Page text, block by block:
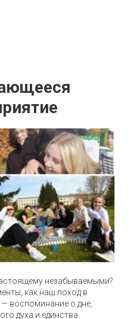
незабываемыми?
как наш поход в
— воспоминание о дне,
духа и единства.